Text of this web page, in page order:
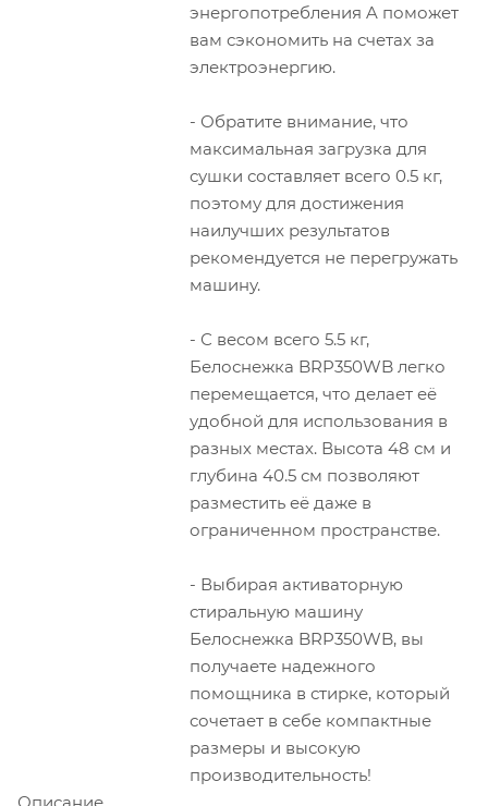
энергопотребления A поможет
вам сэкономить на счетах за
электроэнергию.
- Обратите внимание, что
максимальная загрузка для
сушки составляет всего 0.5 кг,
поэтому для достижения
наилучших результатов
рекомендуется не перегружать
машину.
- С весом всего 5.5 кг,
Белоснежка BRP350WB легко
перемещается, что делает её
удобной для использования в
разных местах. Высота 48 см и
глубина 40.5 см позволяют
разместить её даже в
ограниченном пространстве.
- Выбирая активаторную
стиральную машину
Белоснежка BRP350WB, вы
получаете надежного
помощника в стирке, который
сочетает в себе компактные
размеры и высокую
производительность!